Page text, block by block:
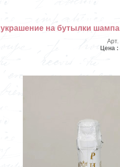
украшение на бутылки
Арт.
Цена :